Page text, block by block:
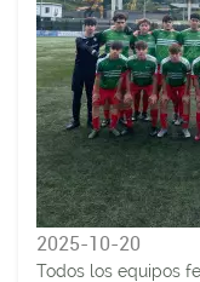
2025-10-20
Todos los equipos